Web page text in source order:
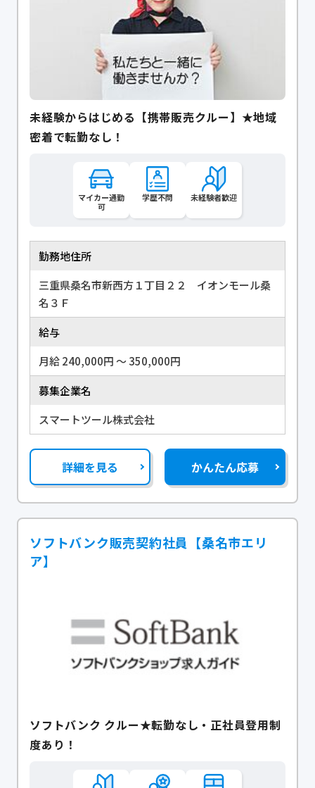
未経験からはじめる【携帯販売クルー】★地域
密着で転勤なし！
マイカー通勤
可
学歴不問 未経験者歓迎
勤務地住所
三重県桑名市新西方１丁目２２ イオンモール桑
名３Ｆ
給与
月給 240,000円 〜 350,000円
募集企業名
スマートツール株式会社
詳細を見る かんたん応募
ソフトバンク販売契約社員【桑名市エリ
ア】
ソフトバンク クルー★転勤なし・正社員登用制
度あり！